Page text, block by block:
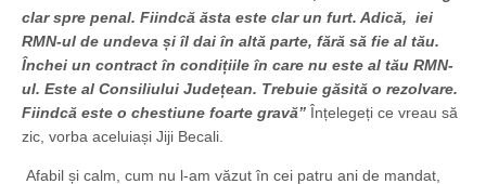
clar spre penal. Fiindcă ăsta este clar un furt. Adică, iei
RMN-ul de undeva și îl dai în altă parte, fără să fie al tău.
Închei un contract în condițiile în care nu este al tău RMN-
ul. Este al Consiliului Județean. Trebuie găsită o rezolvare.
Fiindcă este o chestiune foarte gravă” Înțelegeți ce vreau să
zic, vorba aceluiași Jiji Becali.
Afabil și calm, cum nu l-am văzut în cei patru ani de mandat,